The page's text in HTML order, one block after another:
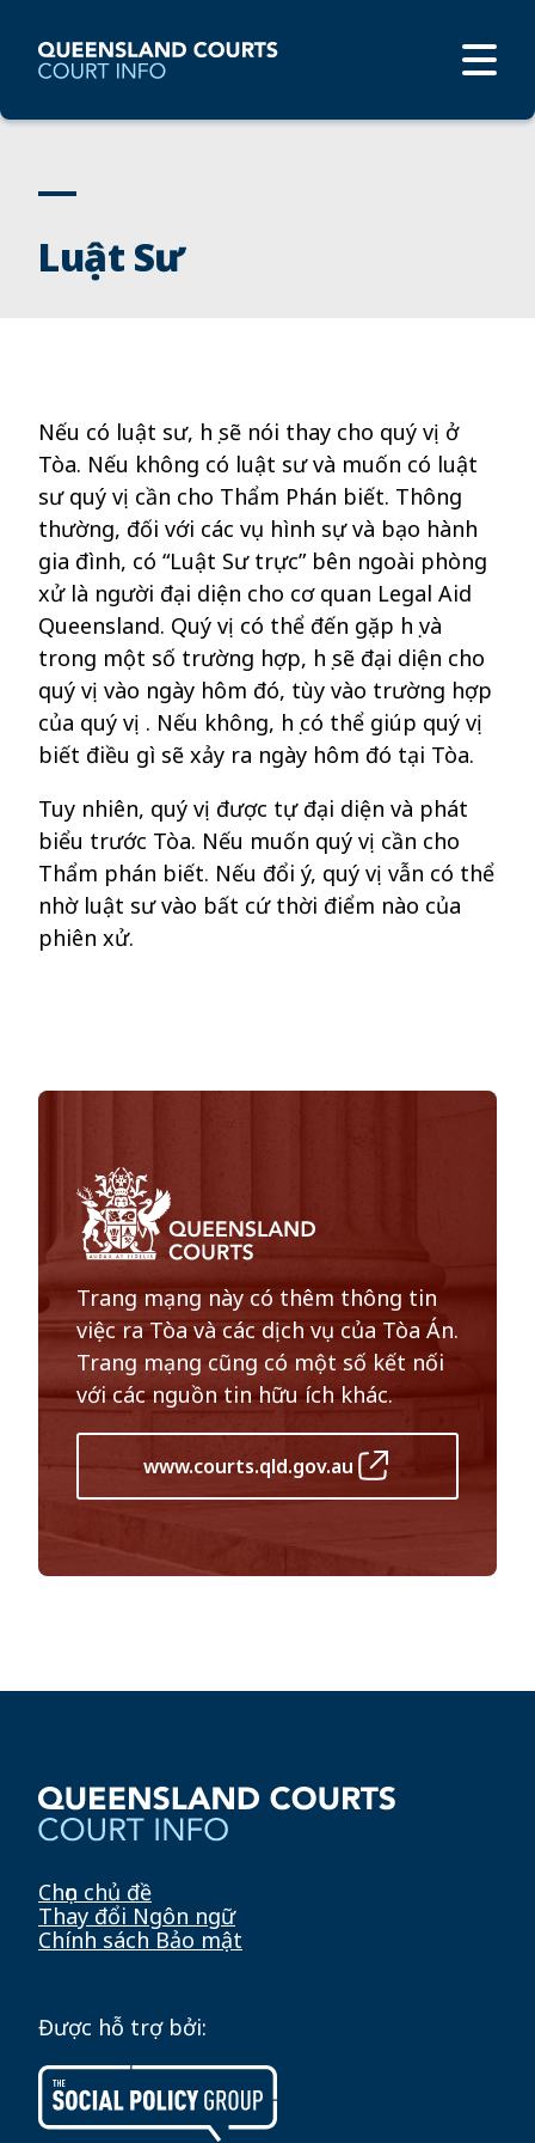
Luật Sư
Nếu có luật sư, họ sẽ nói thay cho quý vị ở
Tòa. Nếu không có luật sư và muốn có luật
sư quý vị cần cho Thẩm Phán biết. Thông
thường, đối với các vụ hình sự và bạo hành
gia đình, có “Luật Sư trực” bên ngoài phòng
xử là người đại diện cho cơquan Legal Aid
Queensland. Quý vị có thể đến gặp họ và
trong một số trường hợp, họ sẽ đại diện cho
quý vị vào ngày hôm đó, tùy vào trường hợp
của quý vị . Nếu không, họ có thể giúp quý vị
biết điều gì sẽ xảy ra ngày hôm đó tại Tòa.
Tuy nhiên, quý vị được tự đại diện và phát
biểu trước Tòa. Nếu muốn quý vị cần cho
Thẩm phán biết. Nếu đổi ý, quý vị vẫn có thể
nhờ luật sư vào bất cứ thời điểm nào của
phiên xử.
Trang mạng này có thêm thông tin
việc ra Tòa và các dịch vụ của Tòa Án.
Trang mạng cũng có một số kết nối
với các nguồn tin hữu ích khác.
www.courts.qld.gov.au
Chọn chủ đề
Thay đổi Ngôn ngữ
Chính sách Bảo mật
Được hỗ trợ bởi: